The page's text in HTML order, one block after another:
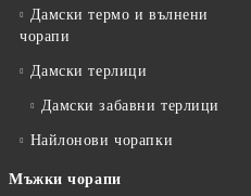
Дамски термо и вълнени
чорапи
Дамски терлици
Дамски забавни терлици
Найлонови чорапки
Мъжки чорапи